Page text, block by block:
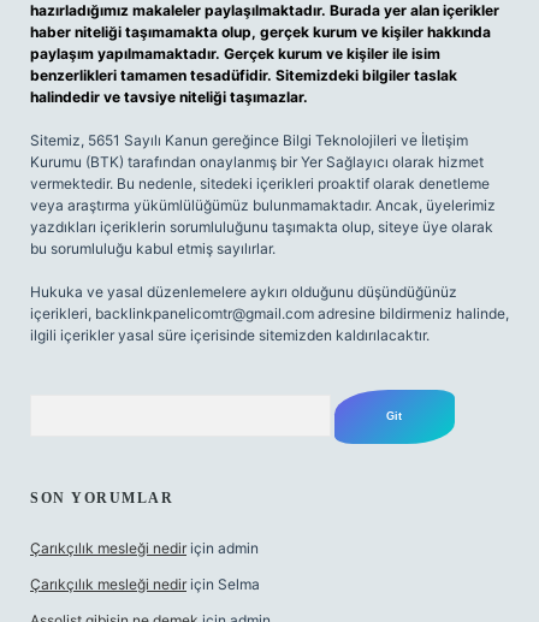
hazırladığımız makaleler paylaşılmaktadır. Burada yer alan içerikler
haber niteliği taşımamakta olup, gerçek kurum ve kişiler hakkında
paylaşım yapılmamaktadır. Gerçek kurum ve kişiler ile isim
benzerlikleri tamamen tesadüfidir. Sitemizdeki bilgiler taslak
halindedir ve tavsiye niteliği taşımazlar.
Sitemiz, 5651 Sayılı Kanun gereğince Bilgi Teknolojileri ve İletişim
Kurumu (BTK) tarafından onaylanmış bir Yer Sağlayıcı olarak hizmet
vermektedir. Bu nedenle, sitedeki içerikleri proaktif olarak denetleme
veya araştırma yükümlülüğümüz bulunmamaktadır. Ancak, üyelerimiz
yazdıkları içeriklerin sorumluluğunu taşımakta olup, siteye üye olarak
bu sorumluluğu kabul etmiş sayılırlar.
Hukuka ve yasal düzenlemelere aykırı olduğunu düşündüğünüz
içerikleri, backlinkpanelicomtr@gmail.com adresine bildirmeniz halinde,
ilgili içerikler yasal süre içerisinde sitemizden kaldırılacaktır.
SON YORUMLAR
Çarıkçılık mesleği nedir için admin
Çarıkçılık mesleği nedir için Selma